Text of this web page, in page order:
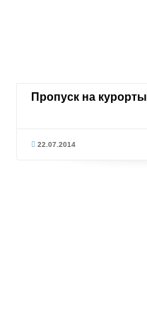
Пропуск на курорты
22.07.2014